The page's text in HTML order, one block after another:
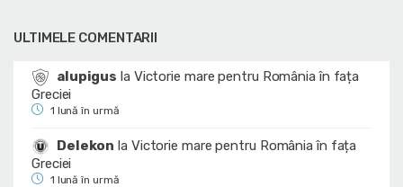
ULTIMELE COMENTARII
alupigus la Victorie mare pentru România în fața
Greciei
1 lună în urmă
Delekon la Victorie mare pentru România în fața
Greciei
1 lună în urmă